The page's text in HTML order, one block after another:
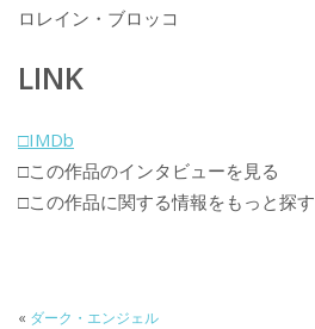
ロレイン・ブロッコ
LINK
□IMDb
□この作品のインタビューを見る
□この作品に関する情報をもっと探す
« ダーク・エンジェル